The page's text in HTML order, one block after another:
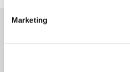
Marketing